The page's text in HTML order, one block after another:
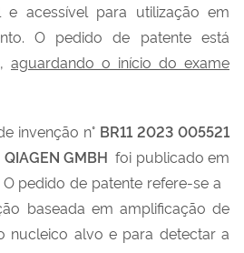
e acessível para utilização em
O pedido de patente está
aguardando o início do exame
invenção n° BR11 2023 005521
QIAGEN GMBHfoi publicado em
pedido de patente refere-se a
baseada em amplificação de
nucleico alvo e para detectar a